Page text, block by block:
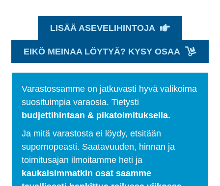
Varastossamme on jatkuvasti hyvä valikoima
suosituimpia varaosia. Tietysti
budjettihintaan & pikatoimituksella.
Ja mitä varastosta ei löydy, etsitään
supernopeasti. Saatavuuden, hinnan ja
toimitusajan ilmoitamme heti ja
kaukaisimmatkin osat saamme
LISÄÄ ASEVELIHINTOJA
EIKÖ MEINAA LÖYTYÄ? KYSY OSAA